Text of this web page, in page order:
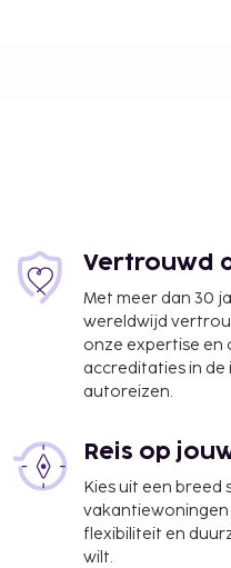
Vertrouwd
Met meer dan 30
wereldwijd
onze expertise
accreditaties in
autoreizen.
Reis op
Kies uit een breed
flexibiliteit en
wilt.